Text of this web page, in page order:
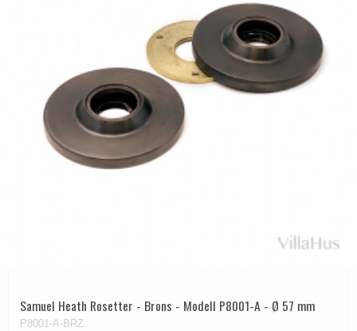
Samuel Heath Rosetter - Brons - Modell P8001-A - Ø 57 mm
P8001-A-BRZ